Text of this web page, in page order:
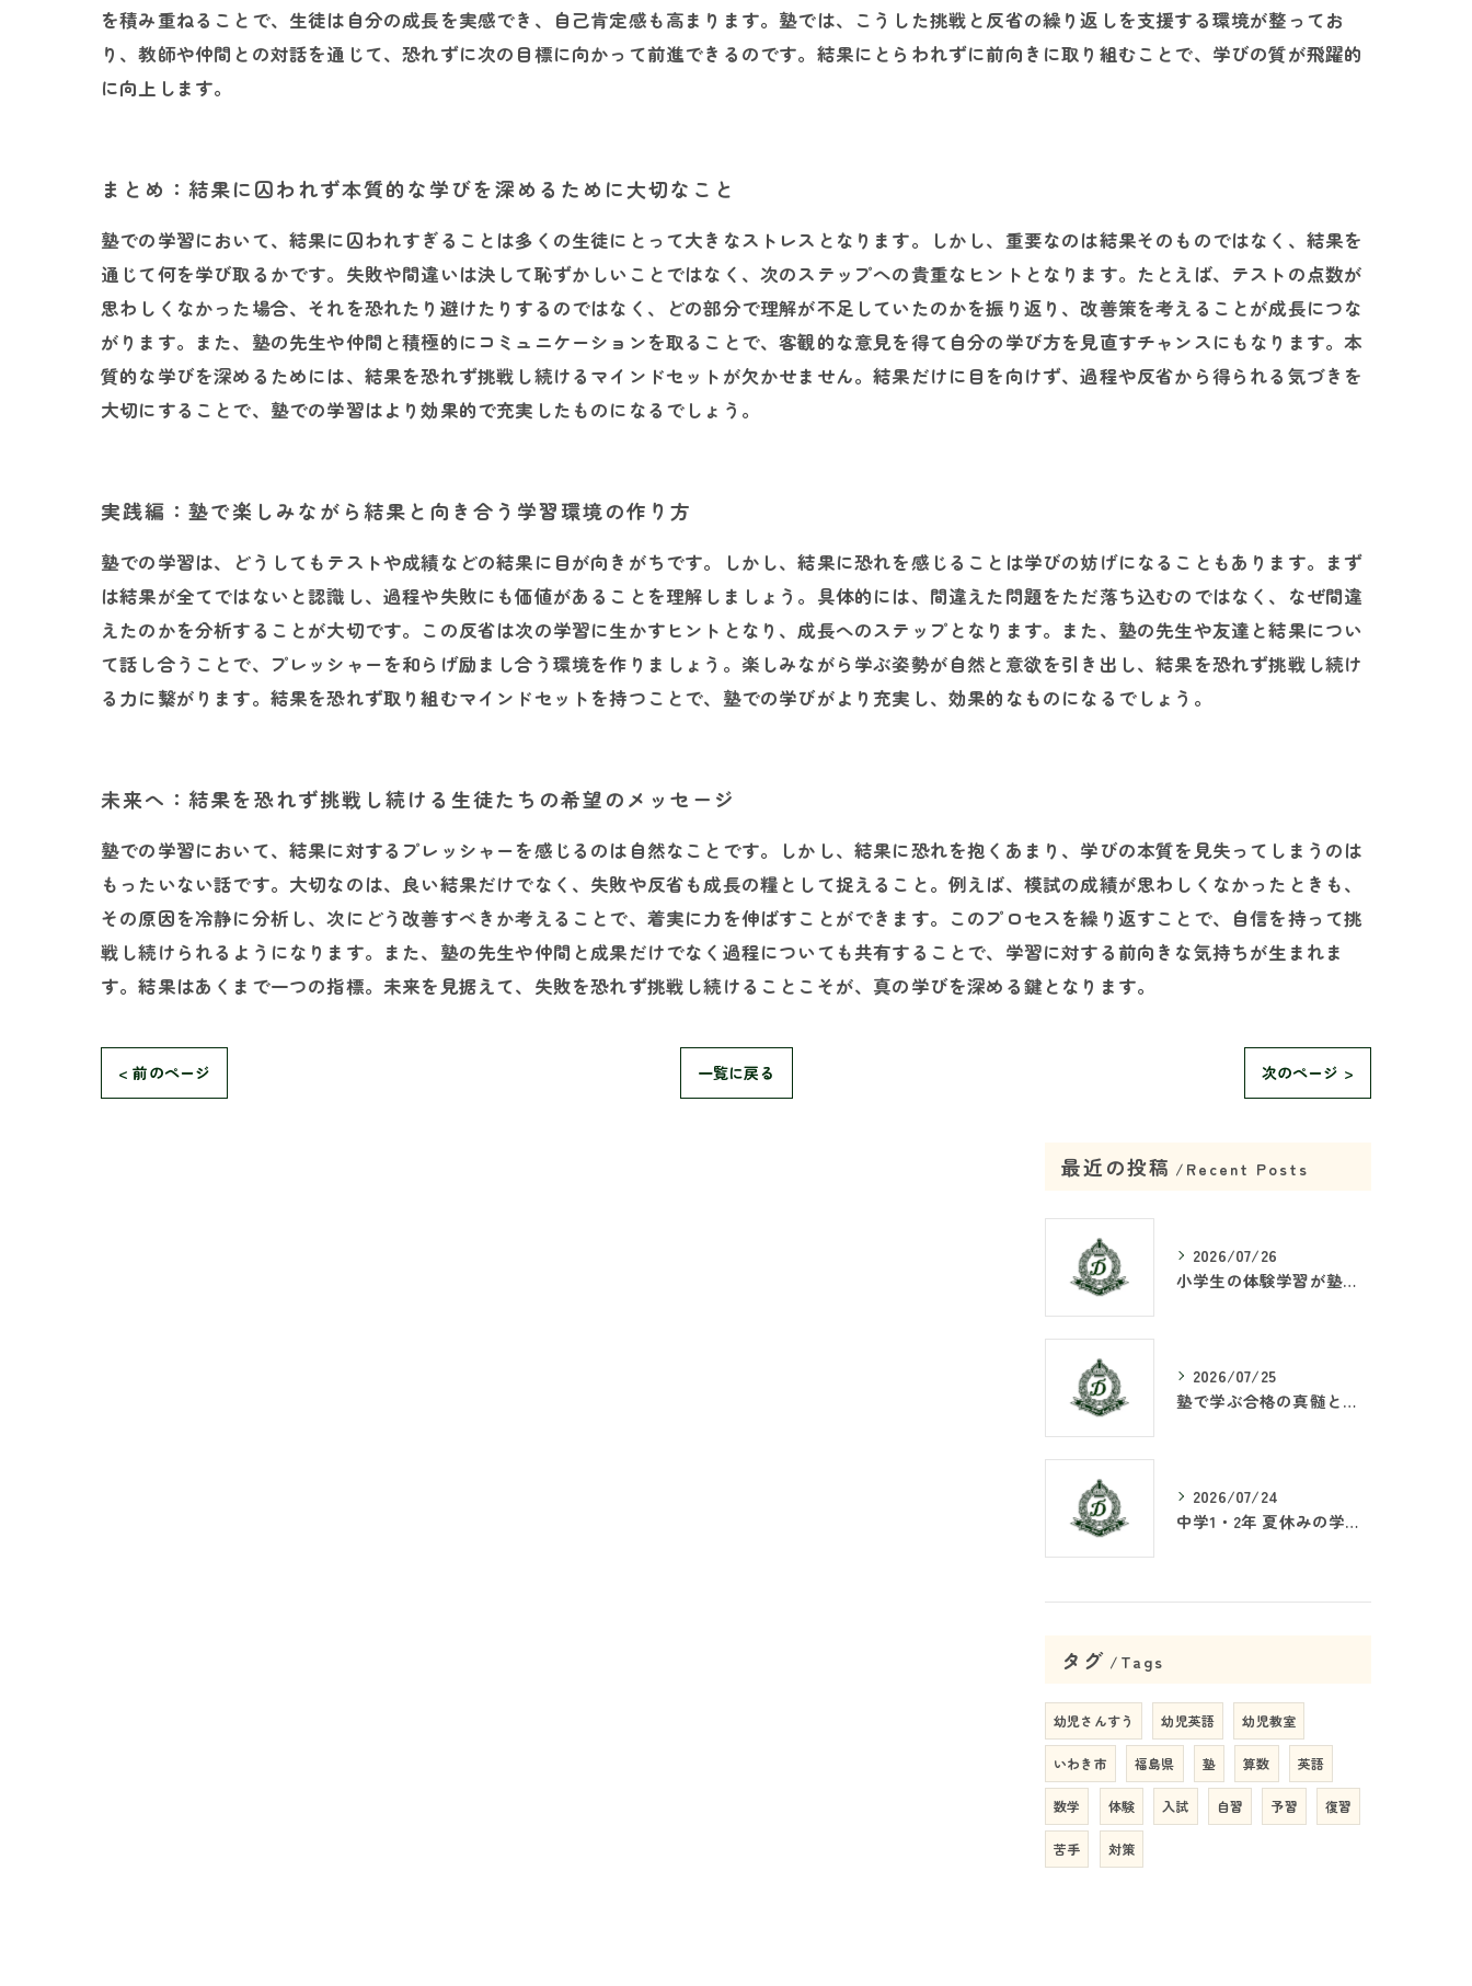
を積み重ねることで、生徒は自分の成長を実感でき、自己肯定感も高まります。塾では、こうした挑戦と反省の繰り返しを支援する環境が整ってお
り、教師や仲間との対話を通じて、恐れずに次の目標に向かって前進できるのです。結果にとらわれずに前向きに取り組むことで、学びの質が飛躍的
に向上します。
まとめ：結果に囚われず本質的な学びを深めるために大切なこと
塾での学習において、結果に囚われすぎることは多くの生徒にとって大きなストレスとなります。しかし、重要なのは結果そのものではなく、結果を
通じて何を学び取るかです。失敗や間違いは決して恥ずかしいことではなく、次のステップへの貴重なヒントとなります。たとえば、テストの点数が
思わしくなかった場合、それを恐れたり避けたりするのではなく、どの部分で理解が不足していたのかを振り返り、改善策を考えることが成長につな
がります。また、塾の先生や仲間と積極的にコミュニケーションを取ることで、客観的な意見を得て自分の学び方を見直すチャンスにもなります。本
質的な学びを深めるためには、結果を恐れず挑戦し続けるマインドセットが欠かせません。結果だけに目を向けず、過程や反省から得られる気づきを
大切にすることで、塾での学習はより効果的で充実したものになるでしょう。
実践編：塾で楽しみながら結果と向き合う学習環境の作り方
塾での学習は、どうしてもテストや成績などの結果に目が向きがちです。しかし、結果に恐れを感じることは学びの妨げになることもあります。まず
は結果が全てではないと認識し、過程や失敗にも価値があることを理解しましょう。具体的には、間違えた問題をただ落ち込むのではなく、なぜ間違
えたのかを分析することが大切です。この反省は次の学習に生かすヒントとなり、成長へのステップとなります。また、塾の先生や友達と結果につい
て話し合うことで、プレッシャーを和らげ励まし合う環境を作りましょう。楽しみながら学ぶ姿勢が自然と意欲を引き出し、結果を恐れず挑戦し続け
る力に繋がります。結果を恐れず取り組むマインドセットを持つことで、塾での学びがより充実し、効果的なものになるでしょう。
未来へ：結果を恐れず挑戦し続ける生徒たちの希望のメッセージ
塾での学習において、結果に対するプレッシャーを感じるのは自然なことです。しかし、結果に恐れを抱くあまり、学びの本質を見失ってしまうのは
もったいない話です。大切なのは、良い結果だけでなく、失敗や反省も成長の糧として捉えること。例えば、模試の成績が思わしくなかったときも、
その原因を冷静に分析し、次にどう改善すべきか考えることで、着実に力を伸ばすことができます。このプロセスを繰り返すことで、自信を持って挑
戦し続けられるようになります。また、塾の先生や仲間と成果だけでなく過程についても共有することで、学習に対する前向きな気持ちが生まれま
す。結果はあくまで一つの指標。未来を見据えて、失敗を恐れず挑戦し続けることこそが、真の学びを深める鍵となります。
< 前のページ 一覧に戻る 次のページ >
最近の投稿 Recent Posts
2026/07/26
小学生の体験学習が塾で重要な理由
2026/07/25
塾で学ぶ合格の真髄とは何か
2026/07/24
中学1・2年 夏休みの学習戦略
タグ Tags
幼児さんすう 幼児英語 幼児教室
いわき市 福島県 塾 算数 英語
数学 体験 入試 自習 予習 復習
苦手 対策